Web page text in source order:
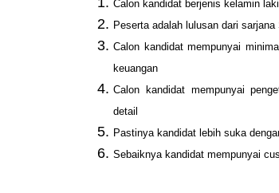
Calon kandidat berjenis kelamin
Peserta adalah lulusan dari
Calon kandidat mempunyai
keuangan
Calon kandidat mempunyai
detail
Pastinya kandidat lebih suka
Sebaiknya kandidat mempunyai